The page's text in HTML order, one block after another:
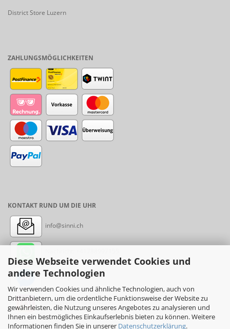
Diese Webseite verwendet Cookies und
andere Technologien
Wir verwenden Cookies und ähnliche Technologien, auch von
Drittanbietern, um die ordentliche Funktionsweise der Website zu
gewährleisten, die Nutzung unseres Angebotes zu analysieren und
Ihnen ein bestmögliches Einkaufserlebnis bieten zu können. Weitere
Informationen finden Sie in unserer Datenschutzerklärung.
District Store Luzern
ZAHLUNGSMÖGLICHKEITEN
KONTAKT RUND UM DIE UHR
info@sinni.ch
Messenger: sinni.ch
Instagram: sinni_ch